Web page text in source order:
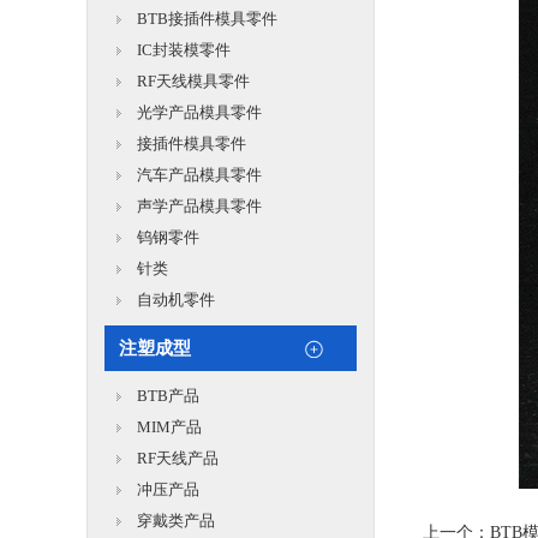
BTB接插件模具零件
IC封装模零件
RF天线模具零件
光学产品模具零件
接插件模具零件
汽车产品模具零件
声学产品模具零件
钨钢零件
针类
自动机零件
注塑成型
BTB产品
MIM产品
RF天线产品
冲压产品
穿戴类产品
上一个： BTB